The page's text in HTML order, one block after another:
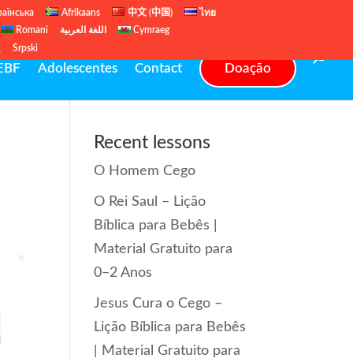
Afrikaans 中文 (中国)
ไทย
Romani
اللغة العربية
Cymraeg
Srpski
Adolescentes Contact Doação
Recent lessons
O Homem Cego
O Rei Saul – Lição
Bíblica para Bebês |
Material Gratuito para
0–2 Anos
Jesus Cura o Cego –
Lição Bíblica para Bebês
| Material Gratuito para